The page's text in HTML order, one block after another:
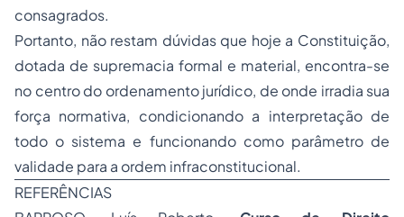
consagrados.
Portanto, não restam dúvidas que hoje a Constituição,
dotada de supremacia formal e material, encontra-se
no centro do ordenamento jurídico, de onde irradia sua
força normativa, condicionando a interpretação de
todo o sistema e funcionando como parâmetro de
validade para a ordem infraconstitucional.
REFERÊNCIAS